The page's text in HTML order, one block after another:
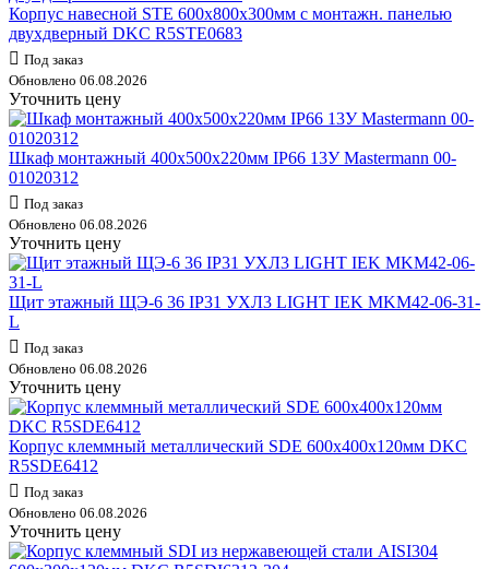
Корпус навесной STE 600х800х300мм с монтажн. панелью
двухдверный DKC R5STE0683
Под заказ
Обновлено 06.08.2026
Уточнить цену
Шкаф монтажный 400x500x220мм IP66 13У Mastermann 00-
01020312
Под заказ
Обновлено 06.08.2026
Уточнить цену
Щит этажный ЩЭ-6 36 IP31 УХЛ3 LIGHT IEK MKM42-06-31-
L
Под заказ
Обновлено 06.08.2026
Уточнить цену
Корпус клеммный металлический SDE 600х400х120мм DKC
R5SDE6412
Под заказ
Обновлено 06.08.2026
Уточнить цену